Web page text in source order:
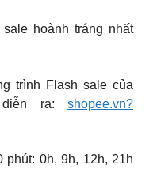
hoành tráng nhất
trình Flash sale của
diễn ra: shopee.vn?
0h, 9h, 12h, 21h